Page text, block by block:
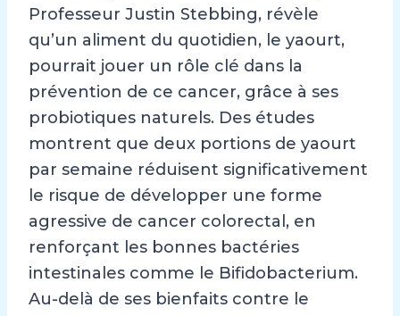
Professeur Justin Stebbing, révèle
qu’un aliment du quotidien, le yaourt,
pourrait jouer un rôle clé dans la
prévention de ce cancer, grâce à ses
probiotiques naturels. Des études
montrent que deux portions de yaourt
par semaine réduisent significativement
le risque de développer une forme
agressive de cancer colorectal, en
renforçant les bonnes bactéries
intestinales comme le Bifidobacterium.
Au-delà de ses bienfaits contre le